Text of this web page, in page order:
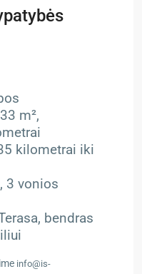
m²,
kilometrai iki
3 vonios
bendras
info@is-